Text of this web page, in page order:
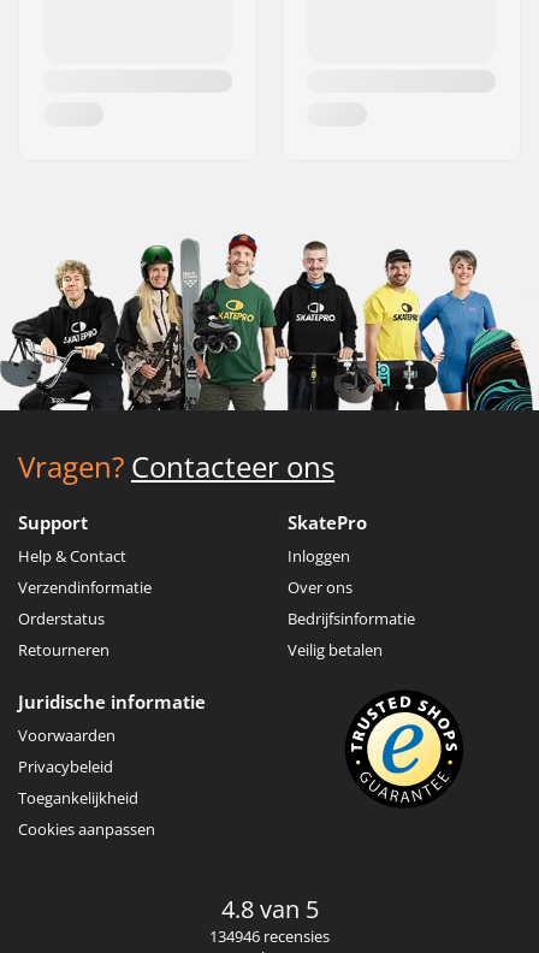
Vragen? Contacteer ons
Support
Help & Contact
Verzendinformatie
Orderstatus
Retourneren
SkatePro
Inloggen
Over ons
Bedrijfsinformatie
Veilig betalen
Juridische informatie
Voorwaarden
Privacybeleid
Toegankelijkheid
Cookies aanpassen
4.8 van 5
134946 recensies